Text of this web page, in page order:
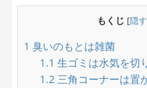
もくじ [隠す
1 臭いのもとは雑菌
1.1 生ゴミは水気を切
1.2 三角コーナーは置